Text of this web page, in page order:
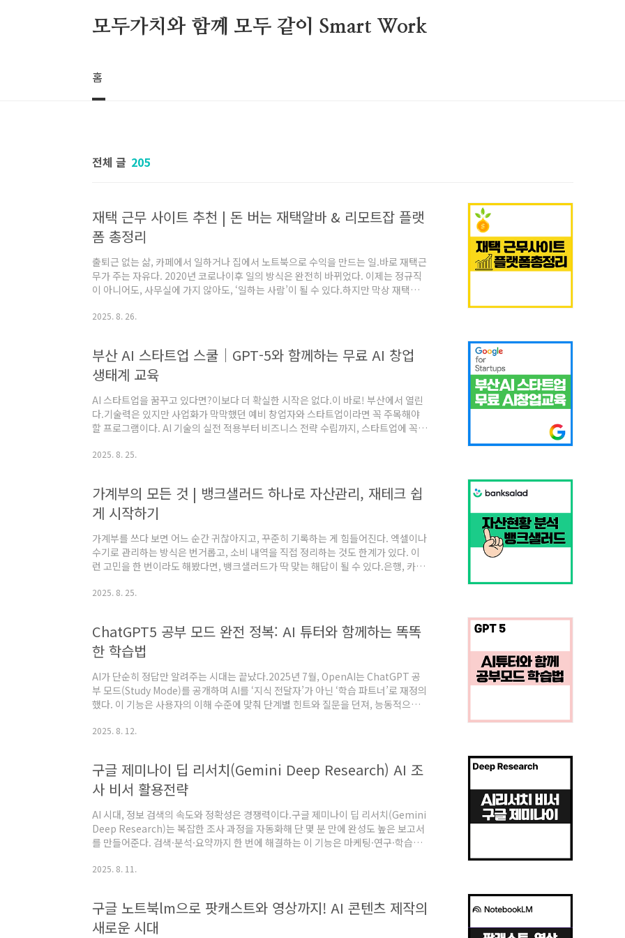
모두가치와 함께 모두 같이 Smart Work
홈
전체 글 205
재택 근무 사이트 추천 | 돈 버는 재택알바 & 리모트잡 플랫
폼 총정리
출퇴근 없는 삶, 카페에서 일하거나 집에서 노트북으로 수익을 만드는 일.바로 재택근
무가 주는 자유다. 2020년 코로나이후 일의 방식은 완전히 바뀌었다. 이제는 정규직
이 아니어도, 사무실에 가지 않아도, ‘일하는 사람’이 될 수 있다.하지만 막상 재택근
제로 돈이 되는 재택근무 사이트와 리모트잡 플랫폼을 정리해 소개한다. 💡 재택근무
다양한 부업, N잡으로 활용 가능✅ 육아, 병행 직장인의 대안특히 프리랜서, 직장인,
전업주부, 대학생 모두가 관심을 가질 수 있는 새로운 경제 활동 방식이다. 💻 재택근
무로 가능한 일의 종류블로그 콘텐츠..
2025. 8. 26.
부산 AI 스타트업 스쿨｜GPT-5와 함께하는 무료 AI 창업
생태계 교육
AI 스타트업을 꿈꾸고 있다면?이보다 더 확실한 시작은 없다.이 바로! 부산에서 열린
다.기술력은 있지만 사업화가 막막했던 예비 창업자와 스타트업이라면 꼭 주목해야
할 프로그램이다. AI 기술의 실전 적용부터 비즈니스 전략 수립까지, 스타트업에 꼭
모델화 → 투자 피칭까지 한 번에!지금이 바로 AI 창업의 ‘골든 타임’이다. 🔍 AI 스타
지능(AI)을 기반으로 창업하거나 기술을 고도화하려는 팀을 대상으로 맞춤형 커리큘
럼을 제공한다.부산시는 이번 기회를 통해 지역 기반 AI 스타트업을 육성하고,AI 기술
이 실제 비즈니스에 연결..
2025. 8. 25.
가계부의 모든 것 | 뱅크샐러드 하나로 자산관리, 재테크 쉽
게 시작하기
가계부를 쓰다 보면 어느 순간 귀찮아지고, 꾸준히 기록하는 게 힘들어진다. 엑셀이나
수기로 관리하는 방식은 번거롭고, 소비 내역을 직접 정리하는 것도 한계가 있다. 이
런 고민을 한 번이라도 해봤다면, 뱅크샐러드가 딱 맞는 해답이 될 수 있다.은행, 카드,
나로 자산을 관리하고, 자동 가계부처럼 활용할 수 있는 시대다. 🔍 뱅크샐러드란?뱅
황을 분석해주는 핀테크 앱이다.은행 앱처럼 단순 조회 기능에 그치지 않고💡 소비 패
턴 분석, 자동 예산 설정, 금융 맞춤 상품 추천 기능까지 제공한다. 📌 뱅크샐러드 주요
기능 ✅ 모든 금융..
2025. 8. 25.
ChatGPT5 공부 모드 완전 정복: AI 튜터와 함께하는 똑똑
한 학습법
AI가 단순히 정답만 알려주는 시대는 끝났다.2025년 7월, OpenAI는 ChatGPT 공
부 모드(Study Mode)를 공개하며 AI를 ‘지식 전달자’가 아닌 ‘학습 파트너’로 재정의
했다. 이 기능은 사용자의 이해 수준에 맞춰 단계별 힌트와 질문을 던져, 능동적으로
은 학생·직장인·자기계발러 모두에게 새로운 학습 방식을 제안한다. 1. ChatGPT 공
테스식 질문법과 단계별 풀이를 통해 학습자가 스스로 결론에 도달하도록 돕는 기능
이다. 교육학 전문가와 협업해 설계되었으며, 다음과 같은 특징을 가진다. 📌 주요 특
징유도 ..
2025. 8. 12.
구글 제미나이 딥 리서치(Gemini Deep Research) AI 조
사 비서 활용전략
AI 시대, 정보 검색의 속도와 정확성은 경쟁력이다.구글 제미나이 딥 리서치(Gemini
Deep Research)는 복잡한 조사 과정을 자동화해 단 몇 분 만에 완성도 높은 보고서
를 만들어준다. 검색·분석·요약까지 한 번에 해결하는 이 기능은 마케팅·연구·학습
조사 과제를 자동으로 계획하고, 웹을 탐색해 정보를 수집한 뒤, 분석된 보고서를 몇
획 수립부터 정보 검색, 분석, 보고서 작성까지 자동으로 처리하는 AI 리서치 기능2)
수백 개의 웹 페이지와 최신 데이터를 분석해 주제에 맞는 핵심 내..
2025. 8. 11.
구글 노트북lm으로 팟캐스트와 영상까지! AI 콘텐츠 제작의
새로운 시대